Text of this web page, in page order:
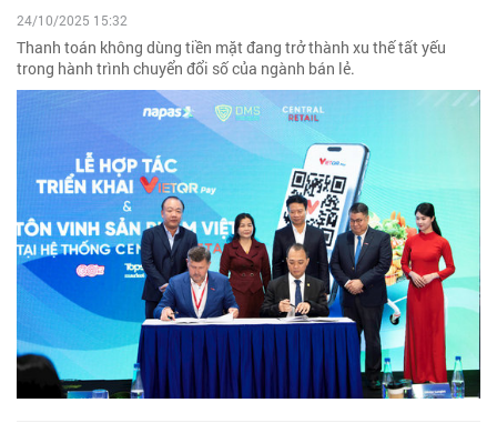
24/10/2025 15:32
Thanh toán không dùng tiền mặt đang trở thành xu thế tất yếu
trong hành trình chuyển đổi số của ngành bán lẻ.